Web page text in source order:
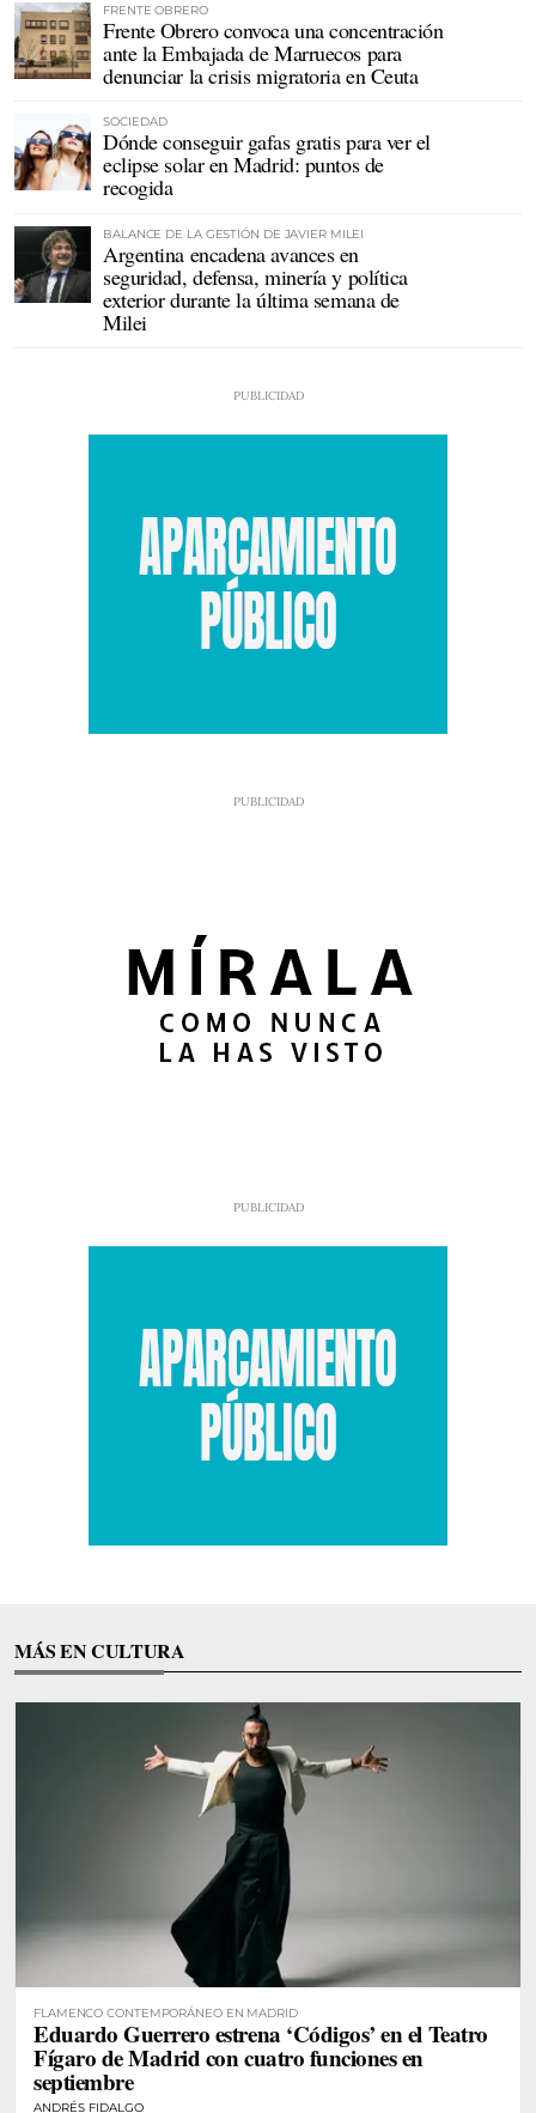
FRENTE OBRERO
Frente Obrero convoca una concentración
ante la Embajada de Marruecos para
denunciar la crisis migratoria en Ceuta
SOCIEDAD
Dónde conseguir gafas gratis para ver el
eclipse solar en Madrid: puntos de
recogida
BALANCE DE LA GESTIÓN DE JAVIER MILEI
Argentina encadena avances en
seguridad, defensa, minería y política
exterior durante la última semana de
Milei
MÁS EN CULTURA
FLAMENCO CONTEMPORÁNEO EN MADRID
Eduardo Guerrero estrena ‘Códigos’ en el Teatro
Fígaro de Madrid con cuatro funciones en
septiembre
ANDRÉS FIDALGO